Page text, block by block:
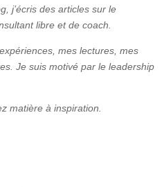
j’écris des articles sur le
libre et de coach.
mes lectures, mes
Je suis motivé par le leadership
matière à inspiration.